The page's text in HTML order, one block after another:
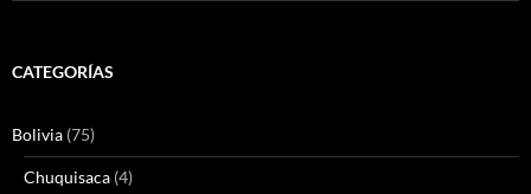
CATEGORÍAS
Bolivia (75)
Chuquisaca (4)